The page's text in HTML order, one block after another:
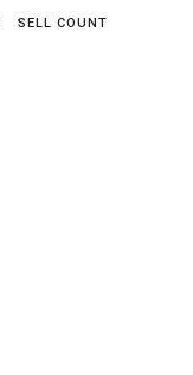
SELL COUNT